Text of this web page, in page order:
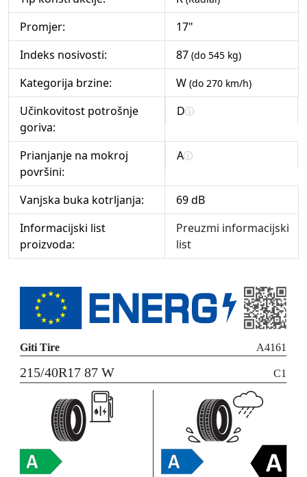
Promjer:
17"
Indeks nosivosti:
87 (do 545 kg)
Kategorija brzine: W (do 270 km/h)
Učinkovitost potrošnje
goriva:
D
Prianjanje na mokroj
površini:
A
Vanjska buka kotrljanja:
69 dB
Informacijski list
proizvoda:
Preuzmi informacijski
list